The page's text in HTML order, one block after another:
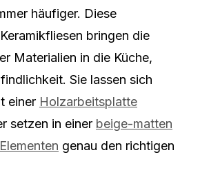
häufiger. Diese
bringen die
Materialien in die Küche,
Sie lassen sich
einer Holzarbeitsplatte
setzen in einer beige-matten
genau den richtigen